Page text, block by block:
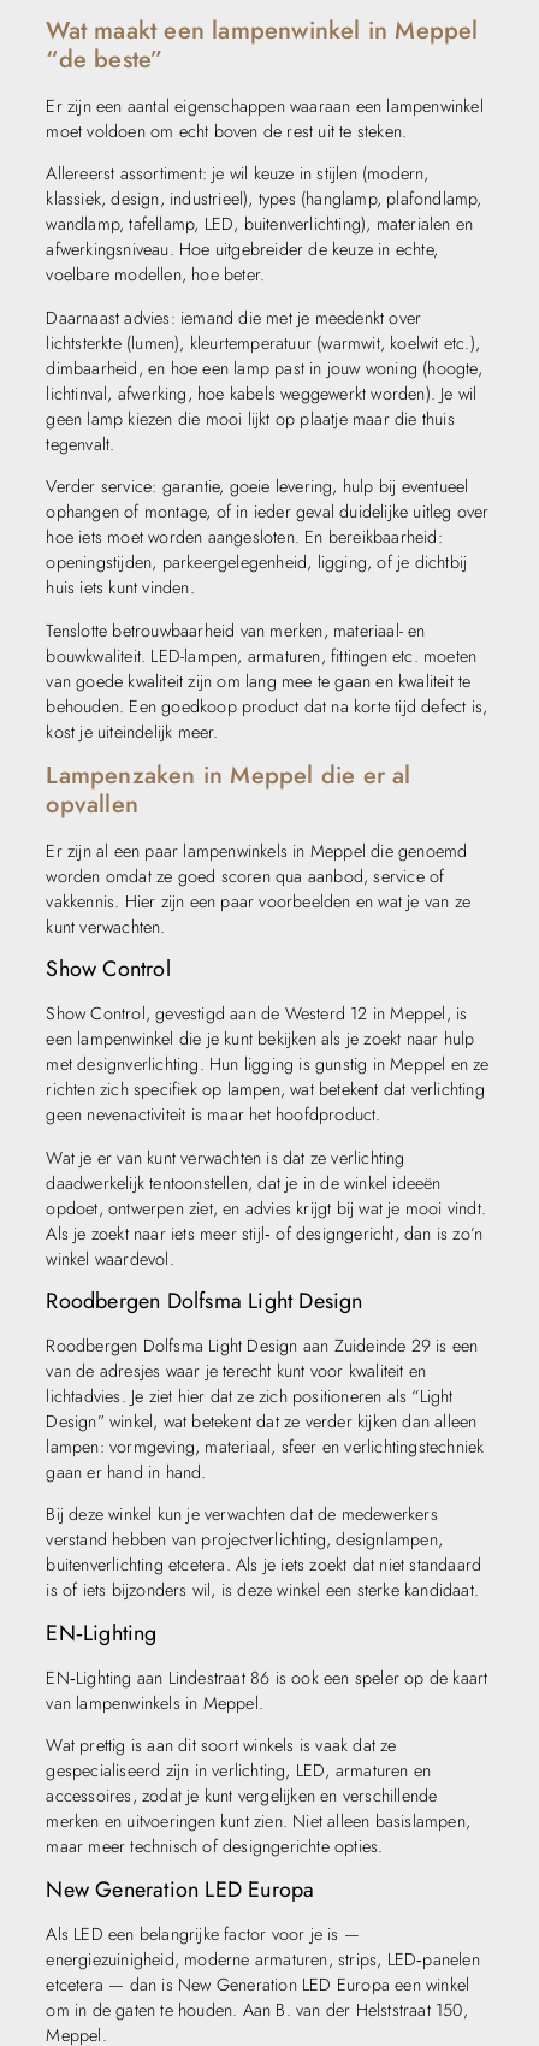
Wat maakt een lampenwinkel in Meppel
“de beste”
Er zijn een aantal eigenschappen waaraan een lampenwinkel
moet voldoen om echt boven de rest uit te steken.
Allereerst assortiment: je wil keuze in stijlen (modern,
klassiek, design, industrieel), types (hanglamp, plafondlamp,
wandlamp, tafellamp, LED, buitenverlichting), materialen en
afwerkingsniveau. Hoe uitgebreider de keuze in echte,
voelbare modellen, hoe beter.
Daarnaast advies: iemand die met je meedenkt over
lichtsterkte (lumen), kleurtemperatuur (warmwit, koelwit etc.),
dimbaarheid, en hoe een lamp past in jouw woning (hoogte,
lichtinval, afwerking, hoe kabels weggewerkt worden). Je wil
geen lamp kiezen die mooi lijkt op plaatje maar die thuis
tegenvalt.
Verder service: garantie, goeie levering, hulp bij eventueel
ophangen of montage, of in ieder geval duidelijke uitleg over
hoe iets moet worden aangesloten. En bereikbaarheid:
openingstijden, parkeergelegenheid, ligging, of je dichtbij
huis iets kunt vinden.
Tenslotte betrouwbaarheid van merken, materiaal- en
bouwkwaliteit. LED-lampen, armaturen, fittingen etc. moeten
van goede kwaliteit zijn om lang mee te gaan en kwaliteit te
behouden. Een goedkoop product dat na korte tijd defect is,
kost je uiteindelijk meer.
Lampenzaken in Meppel die er al
opvallen
Er zijn al een paar lampenwinkels in Meppel die genoemd
worden omdat ze goed scoren qua aanbod, service of
vakkennis. Hier zijn een paar voorbeelden en wat je van ze
kunt verwachten.
Show Control
Show Control, gevestigd aan de Westerd 12 in Meppel, is
een lampenwinkel die je kunt bekijken als je zoekt naar hulp
met designverlichting. Hun ligging is gunstig in Meppel en ze
richten zich specifiek op lampen, wat betekent dat verlichting
geen nevenactiviteit is maar het hoofdproduct.
Wat je er van kunt verwachten is dat ze verlichting
daadwerkelijk tentoonstellen, dat je in de winkel ideeën
opdoet, ontwerpen ziet, en advies krijgt bij wat je mooi vindt.
Als je zoekt naar iets meer stijl‑ of designgericht, dan is zo’n
winkel waardevol.
Roodbergen Dolfsma Light Design
Roodbergen Dolfsma Light Design aan Zuideinde 29 is een
van de adresjes waar je terecht kunt voor kwaliteit en
lichtadvies. Je ziet hier dat ze zich positioneren als “Light
Design” winkel, wat betekent dat ze verder kijken dan alleen
lampen: vormgeving, materiaal, sfeer en verlichtingstechniek
gaan er hand in hand.
Bij deze winkel kun je verwachten dat de medewerkers
verstand hebben van projectverlichting, designlampen,
buitenverlichting etcetera. Als je iets zoekt dat niet standaard
is of iets bijzonders wil, is deze winkel een sterke kandidaat.
EN‑Lighting
EN‑Lighting aan Lindestraat 86 is ook een speler op de kaart
van lampenwinkels in Meppel.
Wat prettig is aan dit soort winkels is vaak dat ze
gespecialiseerd zijn in verlichting, LED, armaturen en
accessoires, zodat je kunt vergelijken en verschillende
merken en uitvoeringen kunt zien. Niet alleen basislampen,
maar meer technisch of designgerichte opties.
New Generation LED Europa
Als LED een belangrijke factor voor je is —
energiezuinigheid, moderne armaturen, strips, LED‑panelen
etcetera — dan is New Generation LED Europa een winkel
om in de gaten te houden. Aan B. van der Helststraat 150,
Meppel.